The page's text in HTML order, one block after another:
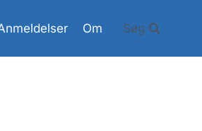
Om Søg